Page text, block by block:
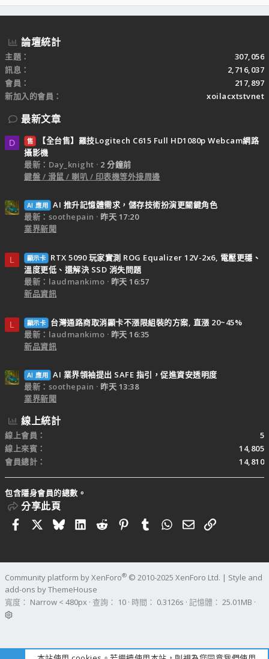
S
論壇統計
主題
307,056
訊息
2,716,037
會員
217,897
新加入的會員
xoilacxtstvnet
最新文章
D 售
【全台售】羅技Logitech C615 Full HD1080p Webcam網路
攝影機
最新：Day_knight
2 分鐘前
鍵盤 / 滑鼠 / 喇叭 / 印表機等外接周邊
AI 應用 AI 推升記憶體需求，儲存技術扮演更關鍵角色
最新：soothepain
昨天 17:20
業界新聞
L 顯示卡
RTX 5090 玩家實測 ROG Equalizer 12V-2x6, 電壓更穩、
溫度更低、還解決 SSD 消失問題
最新：laudmankimo
昨天 16:57
新品資訊
L 顯示卡
台灣通路商取消顯卡不漲限組裝的方案, 直漲 20~45%
最新：laudmankimo
昨天 16:35
新品資訊
AI 應用 AI 業界領袖提出 SAFE 指引，促進資安透明度
最新：soothepain
昨天 13:38
業界新聞
線上統計
線上會員
5
線上來賓
14,805
會員總計
14,810
包含隱身會員的總數。
分享此頁
FacebookBlueskyLinkedIn
RedditPinterestTumblrWhatsApp
電子郵件
連結
Community platform by XenForo® © 2010-2025 XenForo Ltd. | Style and
add-ons by ThemeHouse
寬度
查詢 10 時間 0.3126s 記憶體 25.01MB